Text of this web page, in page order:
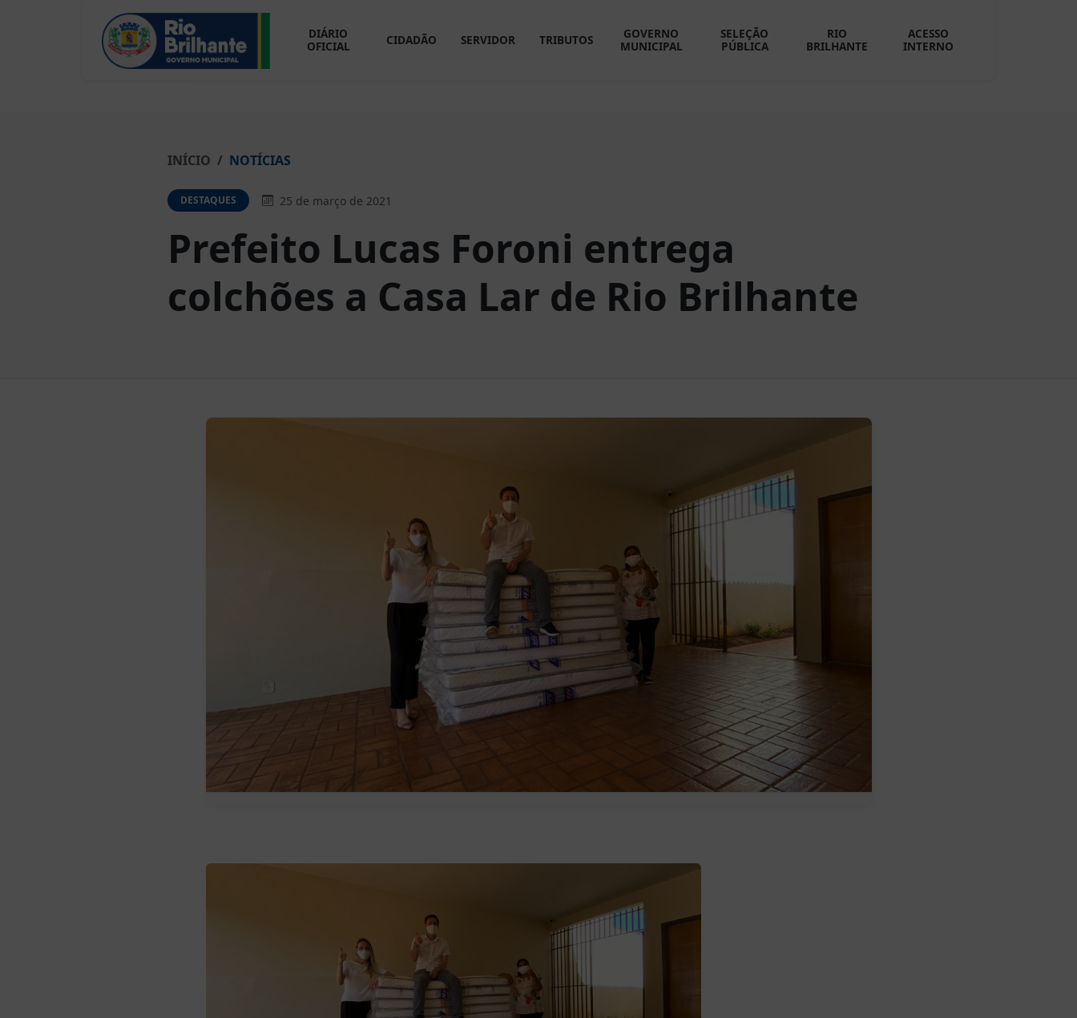
DIÁRIO
OFICIAL
CIDADÃO SERVIDOR TRIBUTOS
GOVERNO
MUNICIPAL
SELEÇÃO
PÚBLICA
RIO
BRILHANTE
ACESSO
INTERNO
INÍCIO NOTÍCIAS
DESTAQUES 25 de março de 2021
Prefeito Lucas Foroni entrega
colchões a Casa Lar de Rio Brilhante